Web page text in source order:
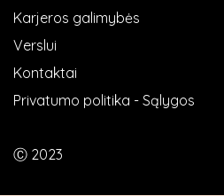
Karjeros galimybės
Verslui
Kontaktai
Privatumo politika - Sąlygos
Ⓒ 2023